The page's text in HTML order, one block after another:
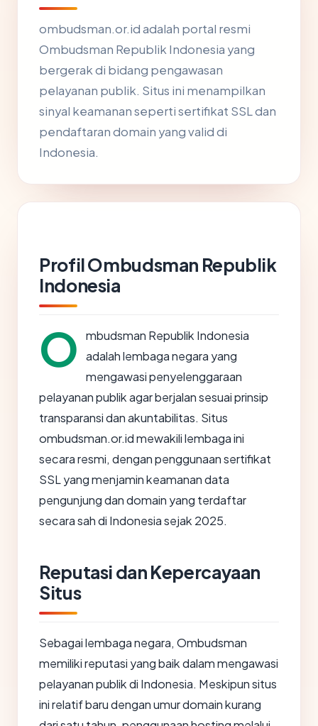
ombudsman.or.id adalah portal resmi
Ombudsman Republik Indonesia yang
bergerak di bidang pengawasan
pelayanan publik. Situs ini menampilkan
sinyal keamanan seperti sertifikat SSL dan
pendaftaran domain yang valid di
Indonesia.
Profil Ombudsman Republik
Indonesia
O
mbudsman Republik Indonesia
adalah lembaga negara yang
mengawasi penyelenggaraan
pelayanan publik agar berjalan sesuai prinsip
transparansi dan akuntabilitas. Situs
ombudsman.or.id mewakili lembaga ini
secara resmi, dengan penggunaan sertifikat
SSL yang menjamin keamanan data
pengunjung dan domain yang terdaftar
secara sah di Indonesia sejak 2025.
Reputasi dan Kepercayaan
Situs
Sebagai lembaga negara, Ombudsman
memiliki reputasi yang baik dalam mengawasi
pelayanan publik di Indonesia. Meskipun situs
ini relatif baru dengan umur domain kurang